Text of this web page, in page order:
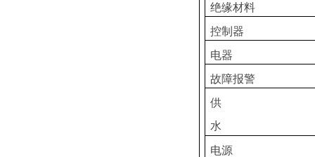
绝缘材料
控制器
电器
故障报警
供
水
电源